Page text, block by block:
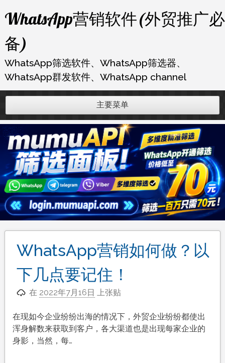
跳
容
WhatsApp营销软件(外贸推广必
备)
WhatsApp筛选软件、WhatsApp筛选器、
WhatsApp群发软件、WhatsApp channel
主要菜单
WhatsApp营销如何做？以
下几点要记住！
在 2022年7月16日 上张贴
在现如今企业纷纷出海的情况下，外贸企业纷纷都使出
浑身解数来获取到客户，各大渠道也是出现每家企业的
身影，当然，每…